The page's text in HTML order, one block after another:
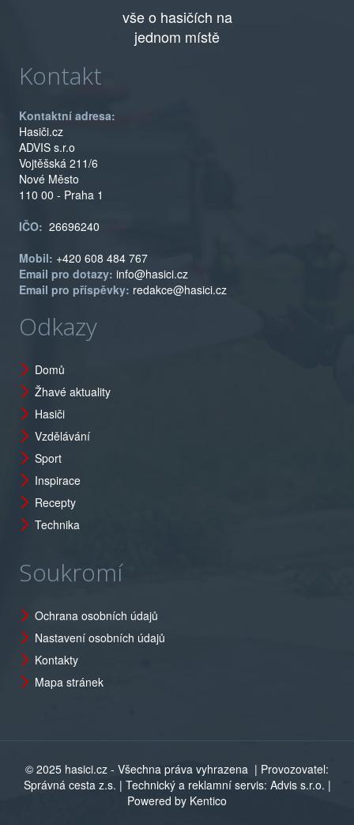
vše o hasičích na
jednom místě
Kontakt
Kontaktní adresa:
Hasiči.cz
ADVIS s.r.o
Vojtěšská 211/6
Nové Město
110 00 - Praha 1
IČO: 26696240
Mobil: +420 608 484 767
Email pro dotazy: info@hasici.cz
Email pro příspěvky: redakce@hasici.cz
Odkazy
Domů
Žhavé aktuality
Hasiči
Vzdělávání
Sport
Inspirace
Recepty
Technika
Soukromí
Ochrana osobních údajů
Nastavení osobních údajů
Kontakty
Mapa stránek
© 2025 hasici.cz - Všechna práva vyhrazena | Provozovatel:
Správná cesta z.s. | Technický a reklamní servis: Advis s.r.o. |
Powered by Kentico